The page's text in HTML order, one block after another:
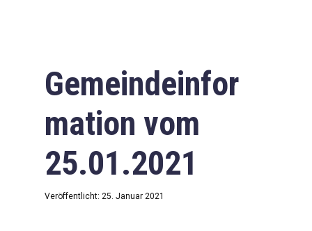
Gemeindeinfor
mation vom
25.01.2021
Veröffentlicht: 25. Januar 2021